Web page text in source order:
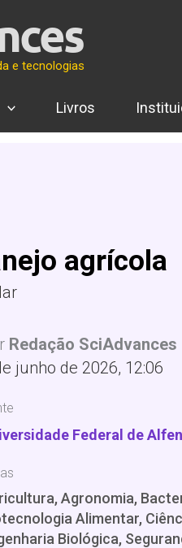
e tecnologias
Livros
agrícola
Redação SciAdvances
junho de 2026, 12:06
Federal de
Agronomia,
Alimentar,
Biológica,